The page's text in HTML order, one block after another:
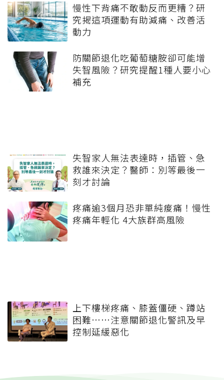
慢性下背痛不敢動反而更糟？研
究揭這項運動有助減痛、改善活
動力
防關節退化吃葡萄糖胺卻可能增
失智風險？研究提醒1種人要小心
補充
失智家人無法表達時，插管、急
救誰來決定？醫師：別等最後一
刻才討論
疼痛逾3個月恐非單純痠痛！慢性
疼痛年輕化 4大族群高風險
上下樓梯疼痛、膝蓋僵硬、蹲站
困難……注意關節退化警訊及早
控制延緩惡化